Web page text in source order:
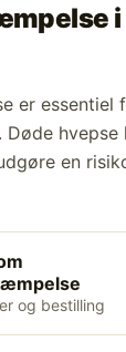
i
er essentiel
Døde
en
og bestilling